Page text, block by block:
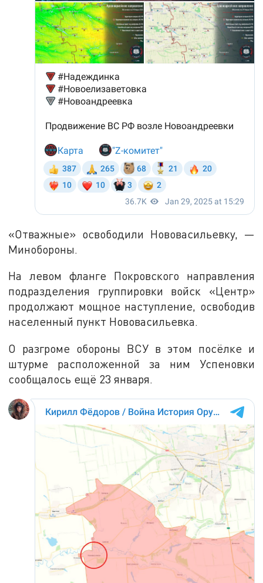
«Отважные» освободили Нововасильевку, —
Минобороны.
На левом фланге Покровского направления
подразделения группировки войск «Центр»
продолжают мощное наступление, освободив
населенный пункт Нововасильевка.
О разгроме обороны ВСУ в этом посёлке и
штурме расположенной за ним Успеновки
сообщалось ещё 23 января.